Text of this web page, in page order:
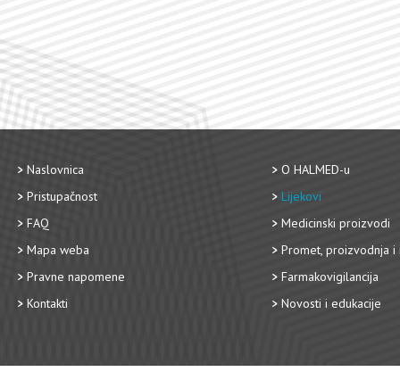
Naslovnica
Pristupačnost
FAQ
Mapa weba
Pravne napomene
Kontakti
O HALMED-u
Lijekovi
Medicinski proizvodi
Promet, proizvodnja i
Farmakovigilancija
Novosti i edukacije